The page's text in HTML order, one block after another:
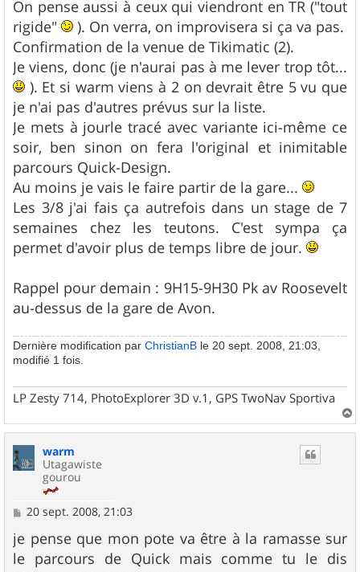
On pense aussi à ceux qui viendront en TR ("tout
rigide"
). On verra, on improvisera si ça va pas.
Confirmation de la venue de Tikimatic (2).
Je viens, donc (je n'aurai pas à me lever trop tôt...
). Et si warm viens à 2 on devrait être 5 vu que
je n'ai pas d'autres prévus sur la liste.
Je mets à jourle tracé avec variante ici-même ce
soir, ben sinon on fera l'original et inimitable
parcours Quick-Design.
Au moins je vais le faire partir de la gare...
Les 3/8 j'ai fais ça autrefois dans un stage de 7
semaines chez les teutons. C'est sympa ça
permet d'avoir plus de temps libre de jour.
Rappel pour demain : 9H15-9H30 Pk av Roosevelt
au-dessus de la gare de Avon.
Dernière modification par ChristianB le 20 sept. 2008, 21:03,
modifié 1 fois.
LP Zesty 714, PhotoExplorer 3D v.1, GPS TwoNav Sportiva
a
warm
Utagawiste
gourou
M
s
s
a
20 sept. 2008, 21:03
je pense que mon pote va être à la ramasse sur
le parcours de Quick mais comme tu le dis